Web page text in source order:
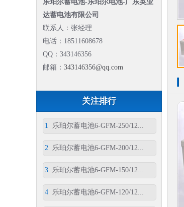
乐珀尔蓄电池-乐珀尔电池-广东英业
达蓄电池有限公司
联系人：张经理
电话：18511608678
QQ：343146356
邮箱： 343146356@qq.com
关注排行
1 乐珀尔蓄电池6-GFM-250/12...
2 乐珀尔蓄电池6-GFM-200/12...
3 乐珀尔蓄电池6-GFM-150/12...
4 乐珀尔蓄电池6-GFM-120/12...